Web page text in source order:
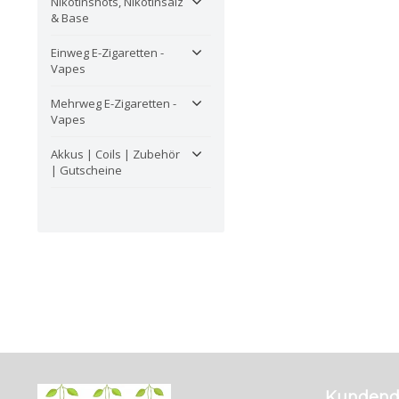
& Base
Einweg E-Zigaretten -
Vapes
Mehrweg E-Zigaretten -
Vapes
Akkus | Coils | Zubehör
| Gutscheine